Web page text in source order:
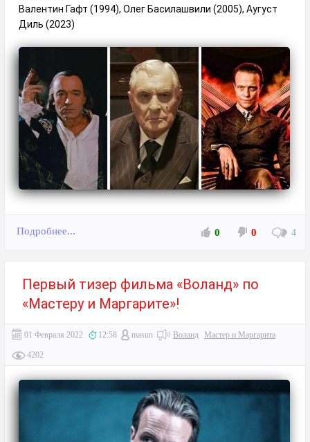
Валентин Гафт (1994), Олег Басилашвили (2005), Аугуст
Диль (2023)
Подробнее... 0 0 4
Первый тизер фильма «Воланд» по
«Мастеру и Маргарите»!
01 Февраля 2022 12:58 masun Воланд Мастер и Маргарита
4202